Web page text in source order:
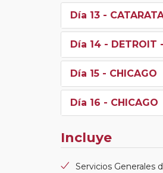
Día 13 -
Día 14 - DETROIT
Día 15 - CHICAGO
Día 16 - CHICAGO
Incluye
Servicios Generales